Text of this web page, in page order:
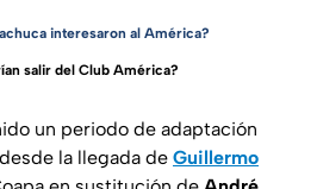
interesaron al América?
salir del Club América?
un periodo de adaptación
la llegada de Guillermo